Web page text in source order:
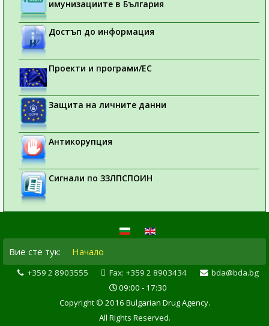
имунизациите в България
Достъп до информация
Проекти и програми/ЕС
Защита на личните данни
Антикорупция
Сигнали по ЗЗЛПСПОИН
Вие сте тук: Начало
+359 2 8903555 Fax: +359 2 8903434
bda@bda.bg
09:00 - 17:30
Copyright © 2016 Bulgarian Drug Agency.
All Rights Reserved.